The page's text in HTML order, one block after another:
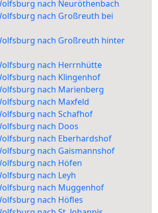
nach Neuröthenbach
nach Großreuth bei
nach Großreuth hinter
nach Herrnhütte
nach Klingenhof
nach Marienberg
nach Maxfeld
nach Schafhof
nach Doos
nach Eberhardshof
nach Gaismannshof
nach Höfen
nach Leyh
nach Muggenhof
nach Höfles